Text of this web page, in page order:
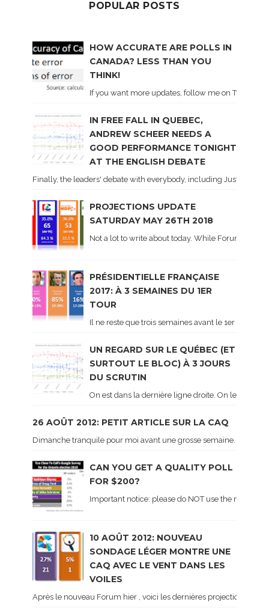
POPULAR POSTS
HOW ACCURATE ARE POLLS IN
CANADA? LESS THAN YOU
THINK!
If you want more updates, follow me on Twitter .
IN FREE FALL IN QUEBEC,
ANDREW SCHEER NEEDS A
GOOD PERFORMANCE TONIGHT
AT THE ENGLISH DEBATE
Finally, the leaders' debate with everybody, including Justin
PROJECTIONS UPDATE
SATURDAY MAY 26TH 2018
Not a lot to write about today. While Forum did
PRÉSIDENTIELLE FRANÇAISE
2017: À 3 SEMAINES DU 1ER
TOUR
Il ne reste que trois semaines avant le 1er tour de
UN REGARD SUR LE QUÉBEC (ET
SURTOUT LE BLOC) À 3 JOURS
DU SCRUTIN
On est dans la dernière ligne droite. On le sait
26 AOÛT 2012: PETIT ARTICLE SUR LA CAQ
Dimanche tranquile pour moi avant une grosse semaine. Voici
CAN YOU GET A QUALITY POLL
FOR $200?
Important notice: please do NOT use the
10 AOÛT 2012: NOUVEAU
SONDAGE LÉGER MONTRE UNE
CAQ AVEC LE VENT DANS LES
VOILES
Après le nouveau Forum hier , voici les dernières projections